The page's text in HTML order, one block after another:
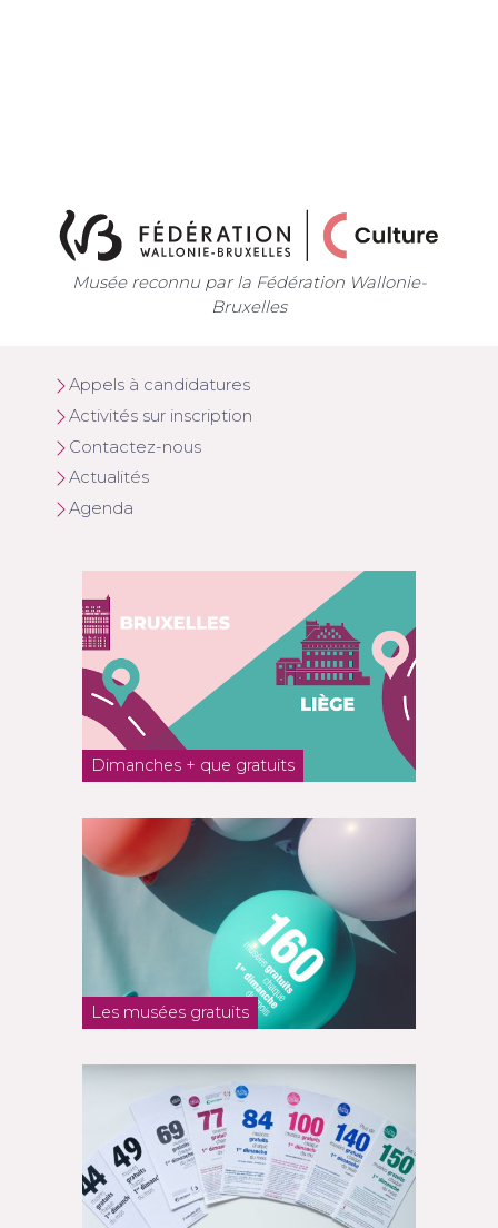
Musée reconnu par la Fédération Wallonie-
Bruxelles
Appels à candidatures
Activités sur inscription
Contactez-nous
Actualités
Agenda
Dimanches + que gratuits
Les musées gratuits